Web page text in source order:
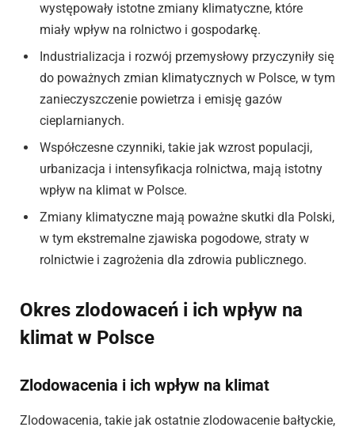
występowały istotne zmiany klimatyczne, które
miały wpływ na rolnictwo i gospodarkę.
Industrializacja i rozwój przemysłowy przyczyniły się
do poważnych zmian klimatycznych w Polsce, w tym
zanieczyszczenie powietrza i emisję gazów
cieplarnianych.
Współczesne czynniki, takie jak wzrost populacji,
urbanizacja i intensyfikacja rolnictwa, mają istotny
wpływ na klimat w Polsce.
Zmiany klimatyczne mają poważne skutki dla Polski,
w tym ekstremalne zjawiska pogodowe, straty w
rolnictwie i zagrożenia dla zdrowia publicznego.
Okres zlodowaceń i ich wpływ na
klimat w Polsce
Zlodowacenia i ich wpływ na klimat
Zlodowacenia, takie jak ostatnie zlodowacenie bałtyckie,